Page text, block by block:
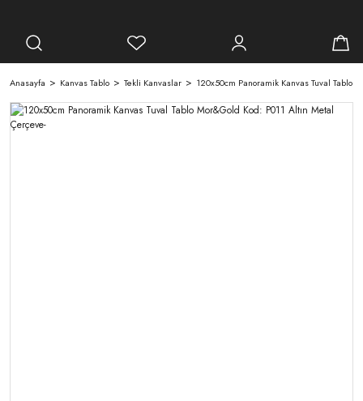
Anasayfa Kanvas Tablo Tekli Kanvaslar 120x50cm Panoramik Kanvas Tuval Tablo